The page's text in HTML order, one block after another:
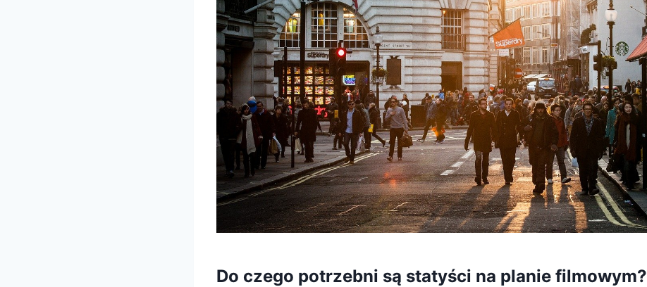
Do czego potrzebni są statyści na planie filmowym?